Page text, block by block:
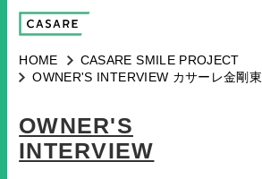
HOME
CASARE SMILE PROJECT
OWNER'S INTERVIEW カサーレ金剛東
OWNER'S
INTERVIEW